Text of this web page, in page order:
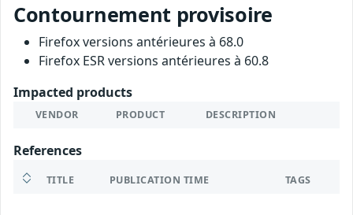
Contournement provisoire
Firefox versions antérieures à 68.0
Firefox ESR versions antérieures à 60.8
Impacted products
VENDOR PRODUCT DESCRIPTION
References
TITLE PUBLICATION TIME TAGS